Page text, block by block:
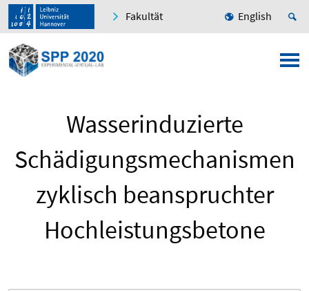
Fakultät English
Wasserinduzierte
Schädigungsmechanismen
zyklisch beanspruchter
Hochleistungsbetone